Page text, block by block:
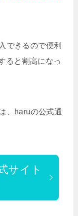
できるので便利
ると割高になっ
、haruの公式通
サイト